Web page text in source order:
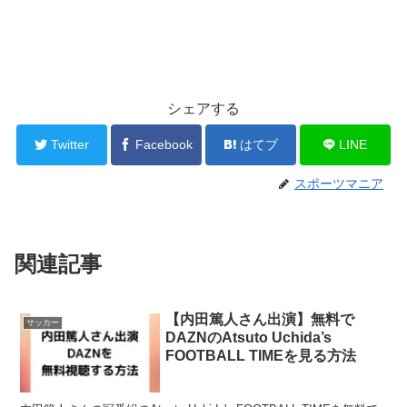
シェアする
Twitter Facebook はてブ LINE
スポーツマニア
関連記事
サッカー
【内田篤人さん出演】無料で
DAZNのAtsuto Uchida’s
FOOTBALL TIMEを見る方法